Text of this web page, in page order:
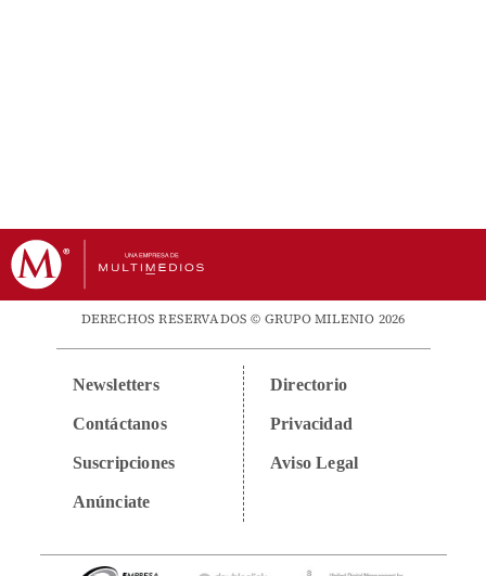
DERECHOS RESERVADOS © GRUPO MILENIO 2026
Newsletters
Contáctanos
Suscripciones
Anúnciate
Directorio
Privacidad
Aviso Legal